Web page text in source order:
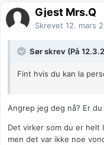
Gjest Mrs.Q
Skrevet 12. mars
Sør skrev (På
Fint hvis du kan la
Angrep jeg deg nå? Er
Det virker som du er
men det var ikke noe